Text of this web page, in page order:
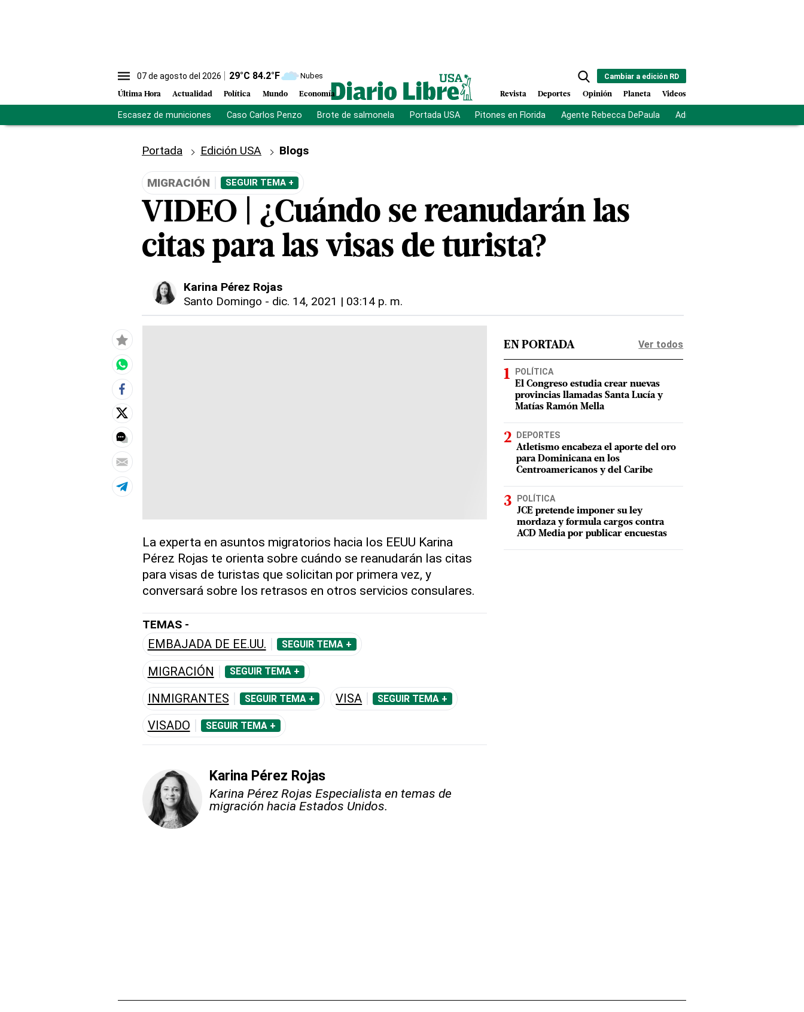
07 de agosto del 2026 29°C 84.2°F Nubes
Última Hora Actualidad Política Mundo Economía
Cambiar a edición RD
Revista Deportes Opinión Planeta Videos
Escasez de municiones Caso Carlos Penzo Brote de salmonela Portada USA Pitones en Florida Agente Rebecca DePaula Adriano Espaillat
Portada Edición USA Blogs
MIGRACIÓN SEGUIR TEMA +
VIDEO | ¿Cuándo se reanudarán las
citas para las visas de turista?
Karina Pérez Rojas
Santo Domingo - dic. 14, 2021 | 03:14 p. m.
La experta en asuntos migratorios hacia los EEUU Karina
Pérez Rojas te orienta sobre cuándo se reanudarán las citas
para visas de turistas que solicitan por primera vez, y
conversará sobre los retrasos en otros servicios consulares.
TEMAS -
EMBAJADA DE EE.UU. SEGUIR TEMA +
MIGRACIÓN SEGUIR TEMA +
INMIGRANTES SEGUIR TEMA + VISA SEGUIR TEMA +
VISADO SEGUIR TEMA +
Karina Pérez Rojas
Karina Pérez Rojas Especialista en temas de
migración hacia Estados Unidos.
EN PORTADA Ver todos
POLÍTICA
El Congreso estudia crear nuevas
provincias llamadas Santa Lucía y
Matías Ramón Mella
DEPORTES
Atletismo encabeza el aporte del oro
para Dominicana en los
Centroamericanos y del Caribe
POLÍTICA
JCE pretende imponer su ley
mordaza y formula cargos contra
ACD Media por publicar encuestas